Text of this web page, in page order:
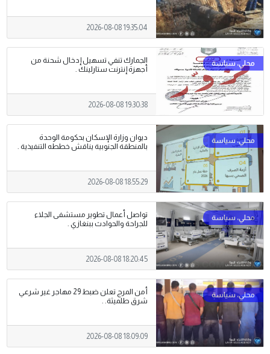
2026-08-08 19:35:04
الجمارك تنفي تسهيل إدخال شحنة من
أجهزة إنترنت ستارلينك .
2026-08-08 19:30:38
ديوان وزارة الإسكان بحكومة الوحدة
بالمنطقة الجنوبية يناقش خططه التنفيذية .
2026-08-08 18:55:29
تواصل أعمال تطوير مستشفى الجلاء
للجراحة والحوادث ببنغازي .
2026-08-08 18:20:45
أمن المرج تعلن ضبط 29 مهاجر غير شرعي
شرق طلميثة. .
2026-08-08 18:09:09